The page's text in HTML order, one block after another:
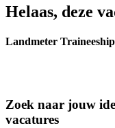
Helaas, deze
Landmeter Traineeship
Zoek naar jouw
vacatures